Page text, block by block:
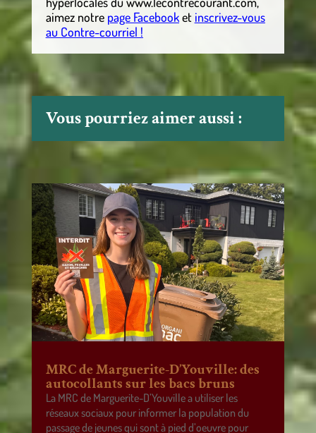
aimez notre page Facebooket inscrivez-vous
au Contre-courriel !
Vous pourriez aimer aussi :
MRC de Marguerite-D’Youville: des
autocollants sur les bacs bruns
La MRC de Marguerite-D’Youville a utiliser les
réseaux sociaux pour informer la population du
passage de jeunes qui sont à pied d’oeuvre pour